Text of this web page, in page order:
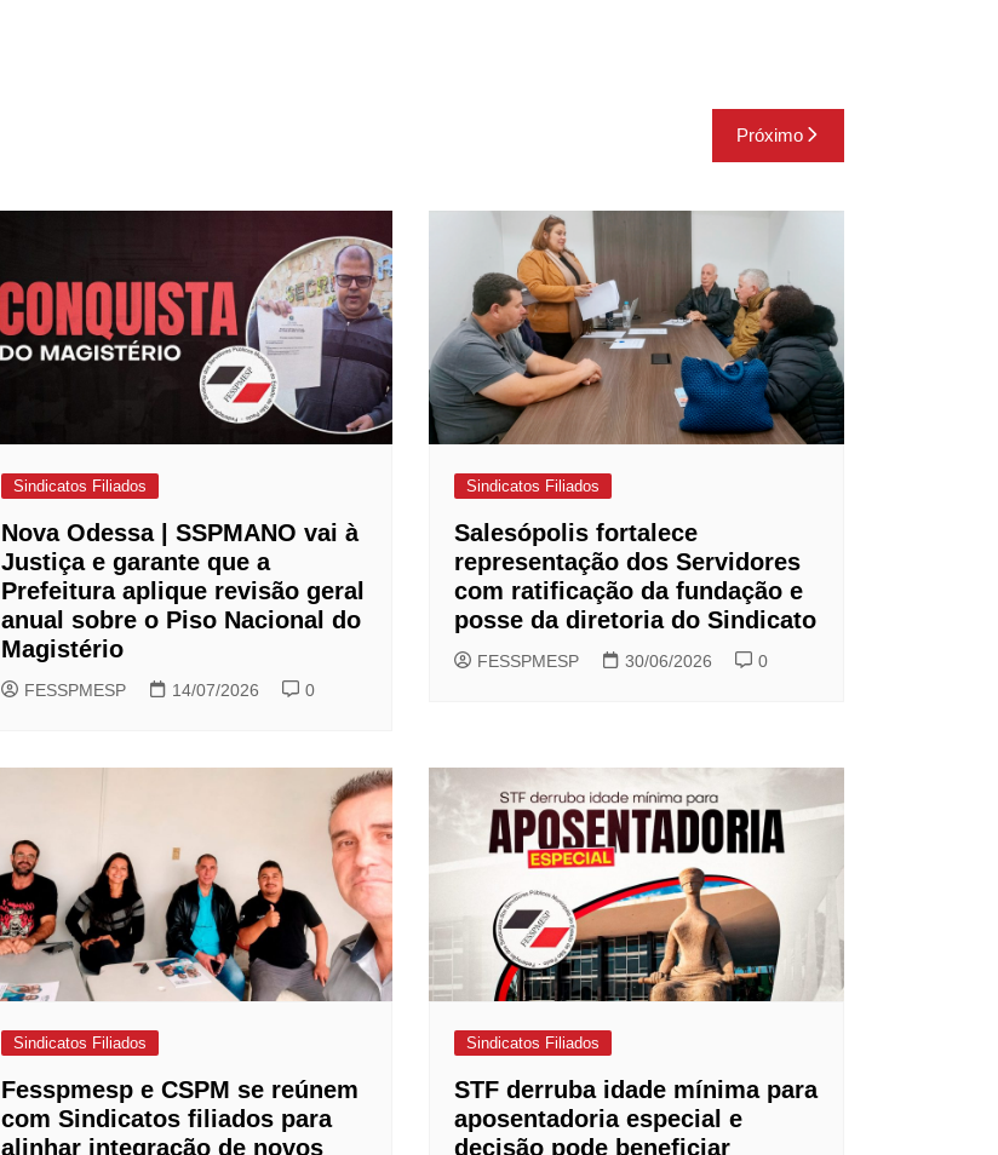
Próximo
Sindicatos Filiados
Nova Odessa | SSPMANO vai à
Justiça e garante que a
Prefeitura aplique revisão geral
anual sobre o Piso Nacional do
Magistério
FESSPMESP 14/07/2026 0
Sindicatos Filiados
Salesópolis fortalece
representação dos Servidores
com ratificação da fundação e
posse da diretoria do Sindicato
FESSPMESP 30/06/2026 0
Sindicatos Filiados
Fesspmesp e CSPM se reúnem
com Sindicatos filiados para
alinhar integração de novos
Sindicatos Filiados
STF derruba idade mínima para
aposentadoria especial e
decisão pode beneficiar